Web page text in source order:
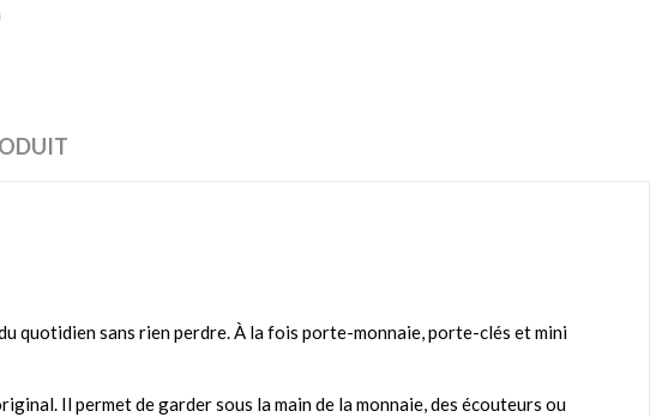
quotidien sans rien perdre. À la fois porte-monnaie, porte-clés et mini
Il permet de garder sous la main de la monnaie, des écouteurs ou